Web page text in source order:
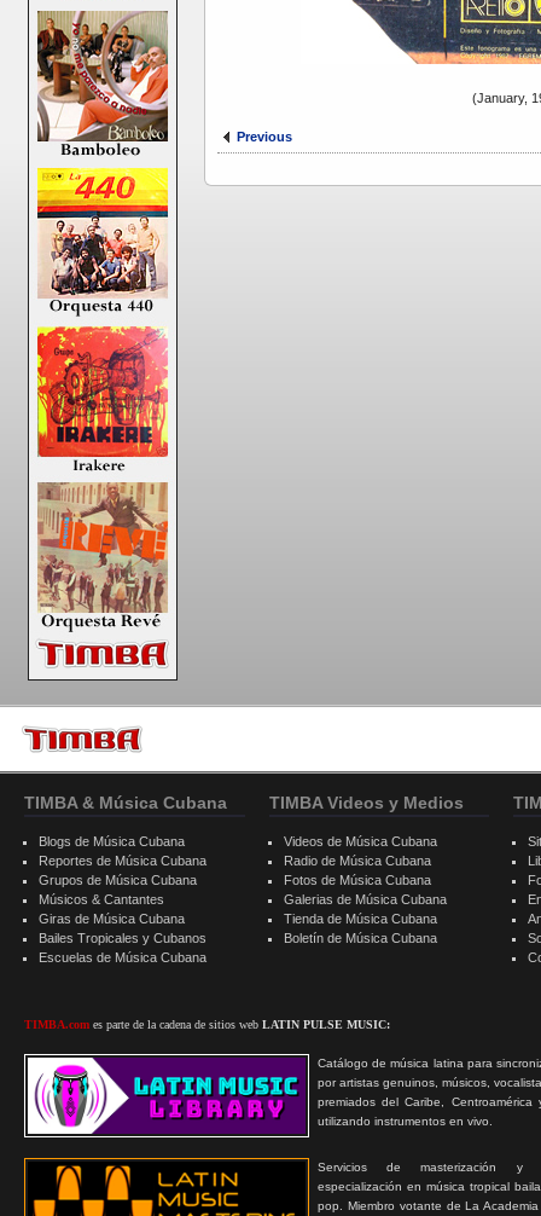
(January,
Previous
TIMBA & Música Cubana
Blogs de Música Cubana
Reportes de Música Cubana
Grupos de Música Cubana
Músicos & Cantantes
Giras de Música Cubana
Bailes Tropicales y Cubanos
Escuelas de Música Cubana
TIMBA.com es parte de la cadena de sitios web LATIN PULSE MUSIC:
Catálogo de música latina para
por artistas genuinos, músicos,
premiados del Caribe, Centroamérica
utilizando instrumentos en vivo.
Servicios de masterización y
especialización en música tropical
pop. Miembro votante de La
TIMBA Videos y Medios
Videos de Música Cubana
Radio de Música Cubana
Fotos de Música Cubana
Galerias de Música Cubana
Tienda de Música Cubana
Boletín de Música Cubana